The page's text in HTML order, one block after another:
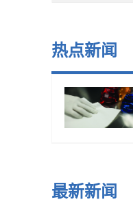
热点新闻
最新新闻